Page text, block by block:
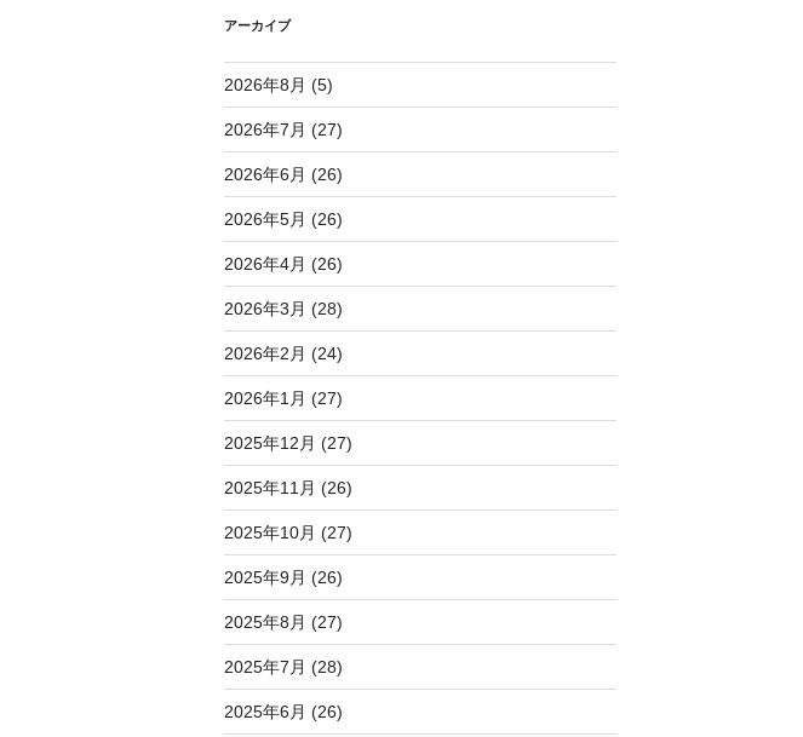
アーカイブ
2026年8月 (5)
2026年7月 (27)
2026年6月 (26)
2026年5月 (26)
2026年4月 (26)
2026年3月 (28)
2026年2月 (24)
2026年1月 (27)
2025年12月 (27)
2025年11月 (26)
2025年10月 (27)
2025年9月 (26)
2025年8月 (27)
2025年7月 (28)
2025年6月 (26)